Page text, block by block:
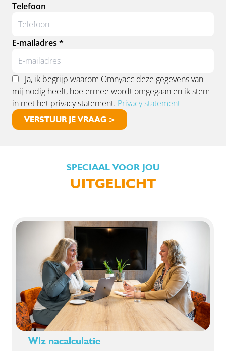
Telefoon
E-mailadres *
Ja, ik begrijp waarom Omnyacc deze gegevens van
mij nodig heeft, hoe ermee wordt omgegaan en ik stem
in met het privacy statement. Privacy statement
VERSTUUR JE VRAAG >
SPECIAAL VOOR JOU
UITGELICHT
Wlz nacalculatie